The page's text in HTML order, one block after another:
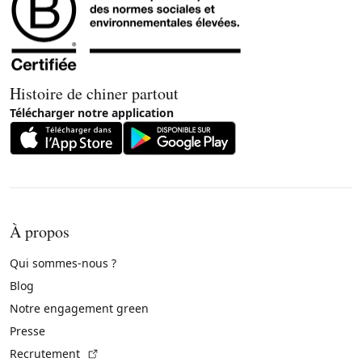
Histoire de chiner partout
Télécharger notre application
À propos
Qui sommes-nous ?
Blog
Notre engagement green
Presse
Recrutement